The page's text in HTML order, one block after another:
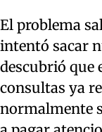
El problema
intentó sacar
descubrió que
consultas ya
normalmente